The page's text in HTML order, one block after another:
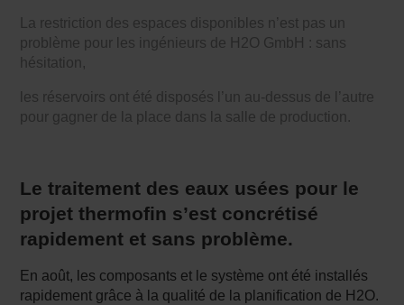
La restriction des espaces disponibles n’est pas un
problème pour les ingénieurs de H2O GmbH : sans
hésitation,
les réservoirs ont été disposés l’un au-dessus de l’autre
pour gagner de la place dans la salle de production.
Le traitement des eaux usées pour le
projet thermofin s’est concrétisé
rapidement et sans problème.
En août, les composants et le système ont été installés
rapidement grâce à la qualité de la planification de H2O.